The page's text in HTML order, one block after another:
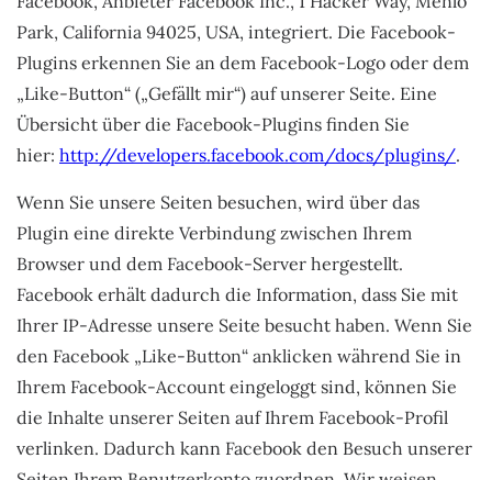
Park, California 94025, USA, integriert. Die Facebook-
Plugins erkennen Sie an dem Facebook-Logo oder dem
„Like-Button“ („Gefällt mir“) auf unserer Seite. Eine
Übersicht über die Facebook-Plugins finden Sie
hier: http://developers.facebook.com/docs/plugins/.
Wenn Sie unsere Seiten besuchen, wird über das
Plugin eine direkte Verbindung zwischen Ihrem
Browser und dem Facebook-Server hergestellt.
Facebook erhält dadurch die Information, dass Sie mit
Ihrer IP-Adresse unsere Seite besucht haben. Wenn Sie
den Facebook „Like-Button“ anklicken während Sie in
Ihrem Facebook-Account eingeloggt sind, können Sie
die Inhalte unserer Seiten auf Ihrem Facebook-Profil
verlinken. Dadurch kann Facebook den Besuch unserer